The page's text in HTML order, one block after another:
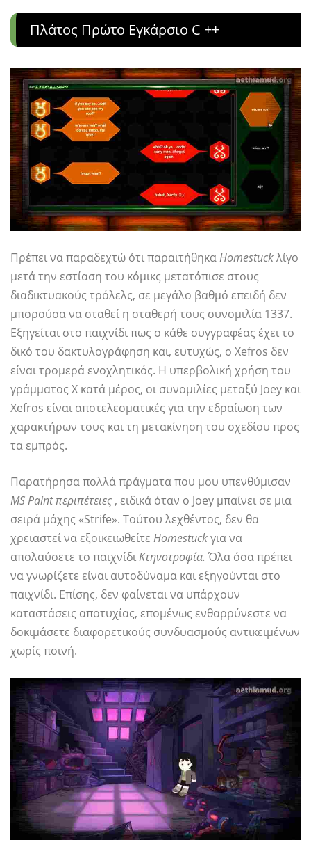
Πλάτος Πρώτο Εγκάρσιο C ++
Πρέπει να παραδεχτώ ότι παραιτήθηκαHomestuckλίγο
μετά την εστίαση του κόμικς μετατόπισε στους
διαδικτυακούς τρόλελς, σε μεγάλο βαθμό επειδή δεν
μπορούσα να σταθεί η σταθερή τους συνομιλία 1337.
Εξηγείται στο παιχνίδι πως ο κάθε συγγραφέας έχει το
δικό του δακτυλογράφηση και, ευτυχώς, ο Xefros δεν
είναι τρομερά ενοχλητικός. Η υπερβολική χρήση του
γράμματος Χ κατά μέρος, οι συνομιλίες μεταξύ Joey και
Xefros είναι αποτελεσματικές για την εδραίωση των
χαρακτήρων τους και τη μετακίνηση του σχεδίου προς
τα εμπρός.
Παρατήρησα πολλά πράγματα που μου υπενθύμισαν
MS Paint περιπέτειες , ειδικά όταν ο Joey μπαίνει σε μια
σειρά μάχης «Strife». Τούτου λεχθέντος, δεν θα
χρειαστεί να εξοικειωθείτε Homestuckγια να
απολαύσετε το παιχνίδιΚτηνοτροφία. Όλα όσα πρέπει
να γνωρίζετε είναι αυτοδύναμα και εξηγούνται στο
παιχνίδι. Επίσης, δεν φαίνεται να υπάρχουν
καταστάσεις αποτυχίας, επομένως ενθαρρύνεστε να
δοκιμάσετε διαφορετικούς συνδυασμούς αντικειμένων
χωρίς ποινή.